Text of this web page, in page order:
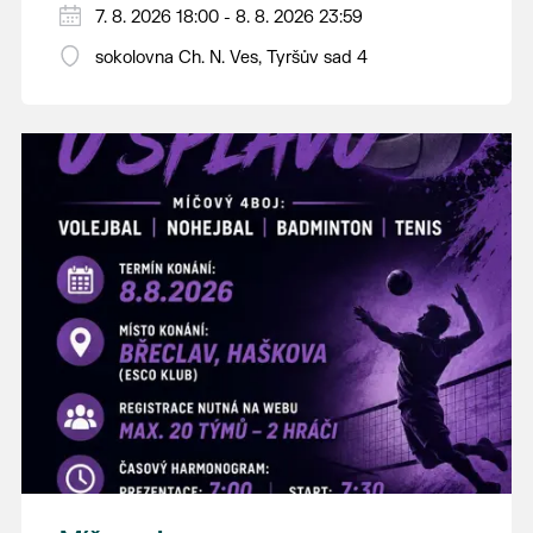
PÁTEK 7. srpna
18:00 - ruční stavění máje
14:00 - krojový průvod pro stárky od
hostince “U Buvola”
16:00 - odpolední zábava na sokolovně
21:00 - večerní zábava
K tanci a poslechu bude hrát DH
Lanžhotčané.
Těšíme se na Vás!
7. 8. 2026 18:00 - 8. 8. 2026 23:59
sokolovna Ch. N. Ves, Tyršův sad 4